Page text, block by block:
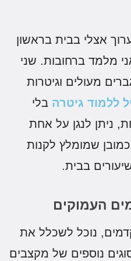
אצלי בבית בראשון
מלמד ברחובות. שני
מעולים וגיטרות
גיטרהבלי
ניתן לנגן על אחת
שמומלץ לקנות
בבית.
העמוקים
נוכל לשכלל את
נוספים של מקצבים